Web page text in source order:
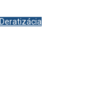
Deratizácia